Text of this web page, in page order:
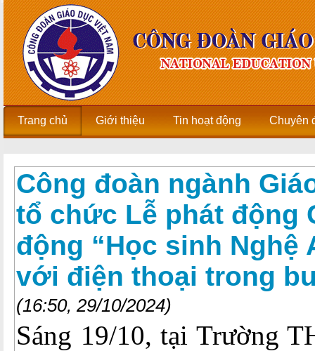
Trang chủ Giới thiệu Tin hoạt động Chuyên
Công đoàn ngành
tổ chức Lễ phát động
động “Học sinh Nghệ
với điện thoại trong
(16:50, 29/10/2024)
Sáng 19/10, tại Trường